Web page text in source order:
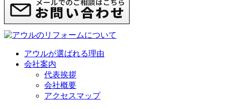
アウルが選ばれる理由
会社案内
代表挨拶
会社概要
アクセスマップ